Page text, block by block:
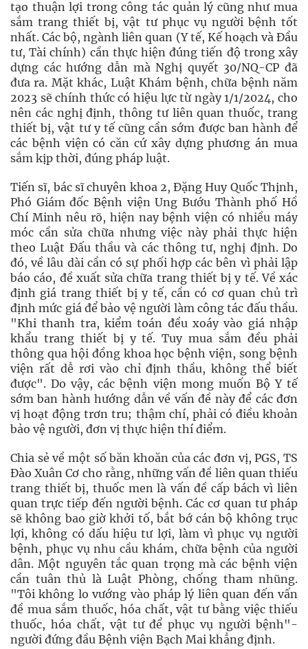
tạo thuận lợi trong công tác quản lý cũng như mua
sắm trang thiết bị, vật tư phục vụ người bệnh tốt
nhất. Các bộ, ngành liên quan (Y tế, Kế hoạch và Ðầu
tư, Tài chính) cần thực hiện đúng tiến độ trong xây
dựng các hướng dẫn mà Nghị quyết 30/NQ-CP đã
đưa ra. Mặt khác, Luật Khám bệnh, chữa bệnh năm
2023 sẽ chính thức có hiệu lực từ ngày 1/1/2024, cho
nên các nghị định, thông tư liên quan thuốc, trang
thiết bị, vật tư y tế cũng cần sớm được ban hành để
các bệnh viện có căn cứ xây dựng phương án mua
sắm kịp thời, đúng pháp luật.
Tiến sĩ, bác sĩ chuyên khoa 2, Ðặng Huy Quốc Thịnh,
Phó Giám đốc Bệnh viện Ung Bướu Thành phố Hồ
Chí Minh nêu rõ, hiện nay bệnh viện có nhiều máy
móc cần sửa chữa nhưng việc này phải thực hiện
theo Luật Ðấu thầu và các thông tư, nghị định. Do
đó, về lâu dài cần có sự phối hợp các bên vì phải lập
báo cáo, đề xuất sửa chữa trang thiết bị y tế. Về xác
định giá trang thiết bị y tế, cần có cơ quan chủ trì
định mức giá để bảo vệ người làm công tác đấu thầu.
"Khi thanh tra, kiểm toán đều xoáy vào giá nhập
khẩu trang thiết bị y tế. Tuy mua sắm đều phải
thông qua hội đồng khoa học bệnh viện, song bệnh
viện rất dễ rơi vào chỉ định thầu, không thể biết
được". Do vậy, các bệnh viện mong muốn Bộ Y tế
sớm ban hành hướng dẫn về vấn đề này để các đơn
vị hoạt động trơn tru; thậm chí, phải có điều khoản
bảo vệ người, đơn vị thực hiện thí điểm.
Chia sẻ về một số băn khoăn của các đơn vị, PGS, TS
Ðào Xuân Cơ cho rằng, những vấn đề liên quan thiếu
trang thiết bị, thuốc men là vấn đề cấp bách vì liên
quan trực tiếp đến người bệnh. Các cơ quan tư pháp
sẽ không bao giờ khởi tố, bắt bớ cán bộ không trục
lợi, không có dấu hiệu tư lợi, làm vì phục vụ người
bệnh, phục vụ nhu cầu khám, chữa bệnh của người
dân. Một nguyên tắc quan trọng mà các bệnh viện
cần tuân thủ là Luật Phòng, chống tham nhũng.
"Tôi không lo vướng vào pháp lý liên quan đến vấn
đề mua sắm thuốc, hóa chất, vật tư bằng việc thiếu
thuốc, hóa chất, vật tư để phục vụ người bệnh"-
người đứng đầu Bệnh viện Bạch Mai khẳng định.